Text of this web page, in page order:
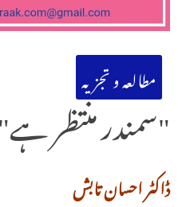
مطالعہ و تجزیہ
"سمندر منتظر
ڈاکٹر احسان تابش